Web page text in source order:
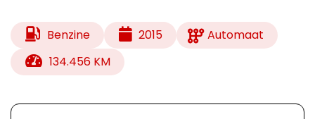
Benzine 2015
Automaat
134.456 KM